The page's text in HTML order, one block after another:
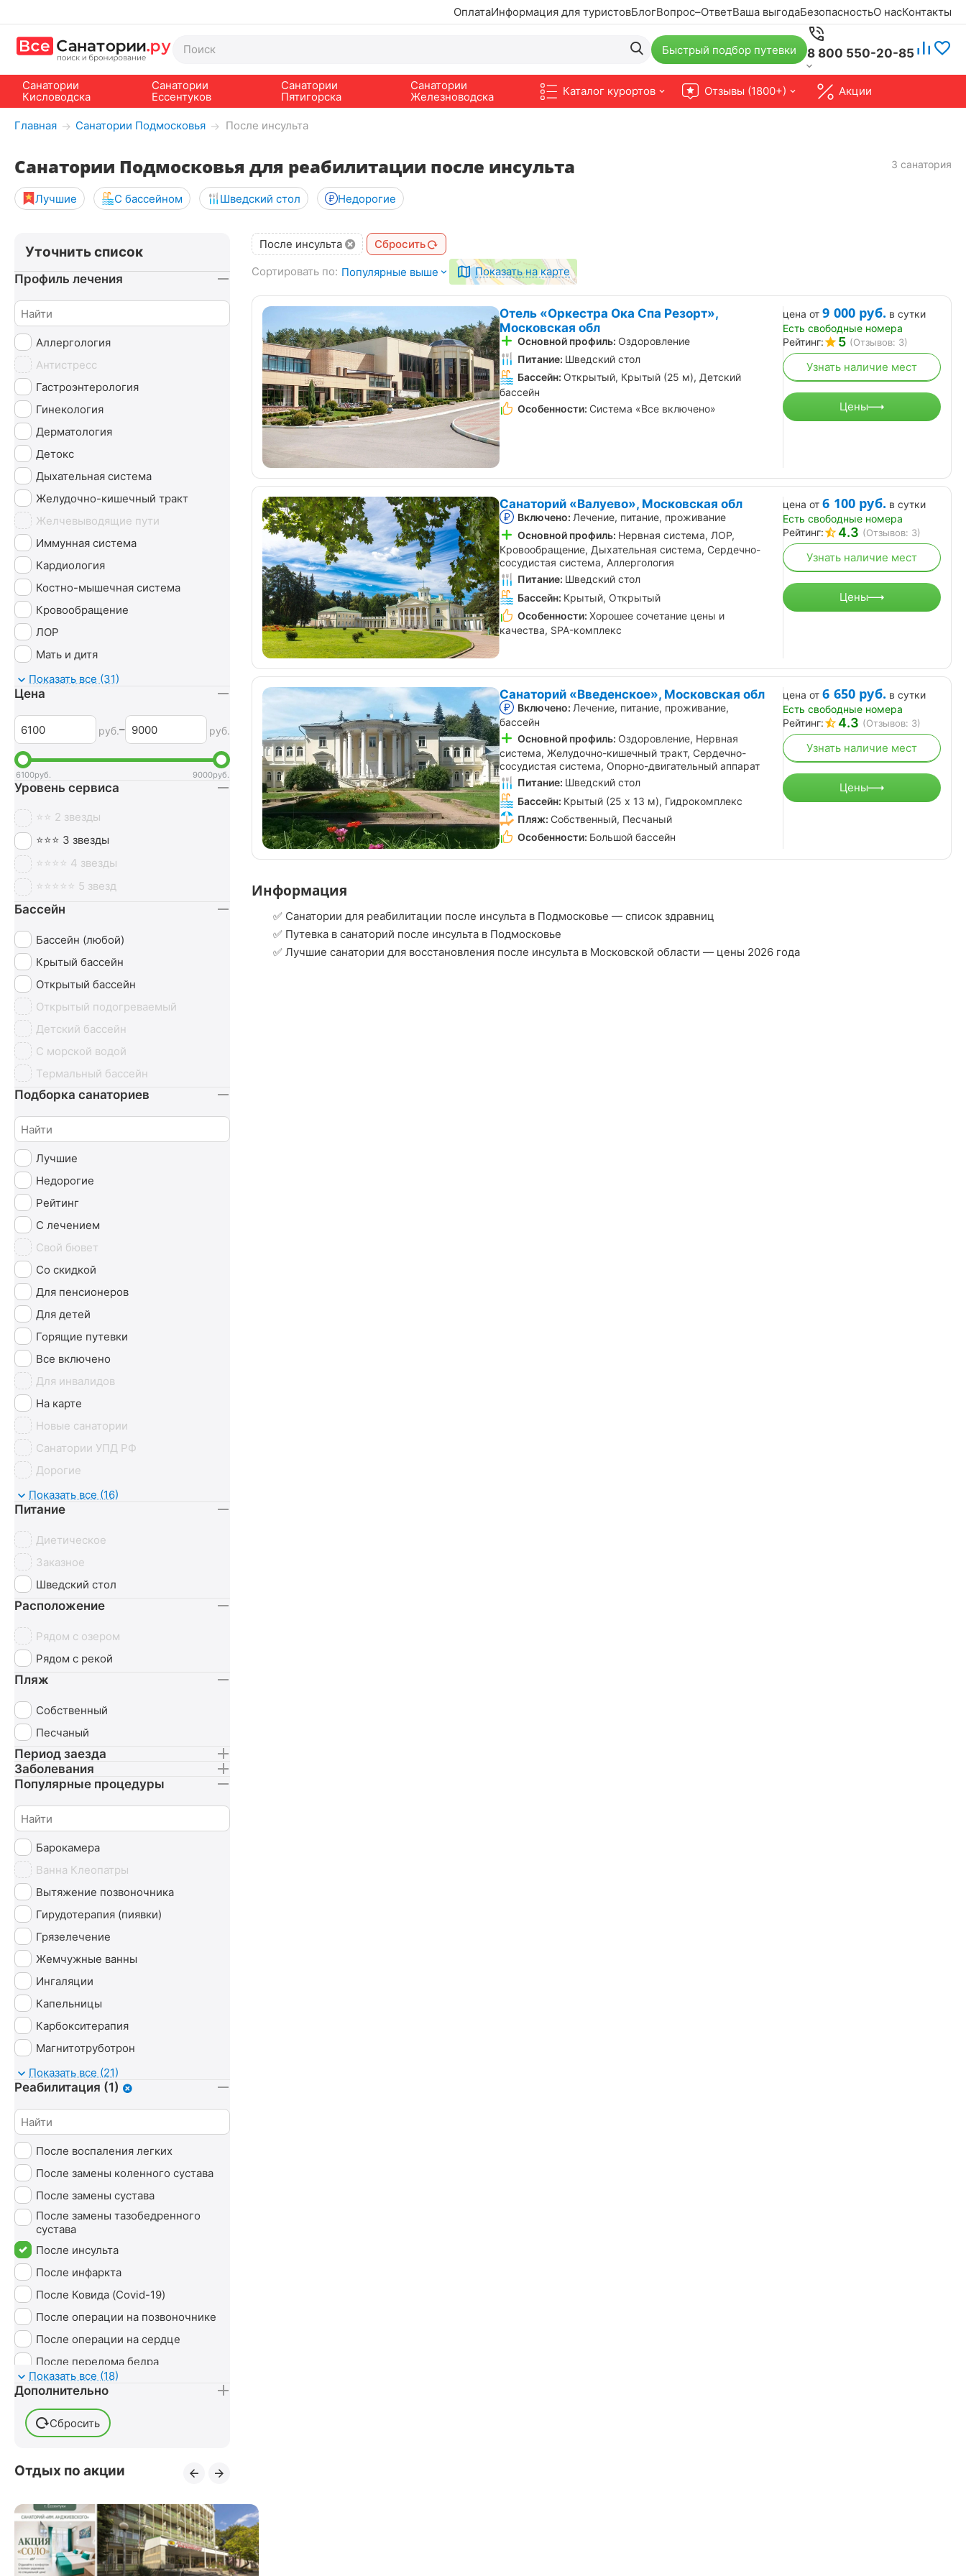
ОплатаИнформация для туристовБлогВопрос–ОтветВаша выгодаБезопасностьО насКонтакты
Быстрый подбор путевки 8 800 550-20-85
Санатории
Кисловодска
Санатории
Ессентуков
Санатории
Пятигорска
Санатории
Железноводска
Каталог курортов Отзывы (1800+) Акции
Главная → Санатории Подмосковья → После инсульта
Санатории Подмосковья для реабилитации после инсульта 3 санатория
Лучшие С бассейном Шведский стол Недорогие
Информация
✅ Санатории для реабилитации после инсульта в Подмосковье — список здравниц
✅ Путевка в санаторий после инсульта в Подмосковье
✅ Лучшие санатории для восстановления после инсульта в Московской области — цены 2026 года
После инсульта
Сбросить
Сортировать по: Популярные выше Показать на карте
Отель «Оркестра Ока Спа Резорт»,
Московская обл
Основной профиль: Оздоровление
Питание: Шведский стол
Бассейн: Открытый, Крытый (25 м), Детский
бассейн
Особенности: Система «Все включено»
цена от 9 000 руб. в сутки
Есть свободные номера
Рейтинг:
5 (Отзывов: 3)
Узнать наличие мест
Цены
Санаторий «Валуево», Московская обл
Включено: Лечение, питание, проживание
Основной профиль: Нервная система, ЛОР,
Кровообращение, Дыхательная система, Сердечно-
сосудистая система, Аллергология
Питание: Шведский стол
Бассейн: Крытый, Открытый
Особенности: Хорошее сочетание цены и
качества, SPA-комплекс
цена от 6 100 руб. в сутки
Есть свободные номера
Рейтинг:
4.3 (Отзывов: 3)
Узнать наличие мест
Цены
Санаторий «Введенское», Московская обл
Включено: Лечение, питание, проживание,
бассейн
Основной профиль: Оздоровление, Нервная
система, Желудочно-кишечный тракт, Сердечно-
сосудистая система, Опорно-двигательный аппарат
Питание: Шведский стол
Бассейн: Крытый (25 х 13 м), Гидрокомплекс
Пляж: Собственный, Песчаный
Особенности: Большой бассейн
цена от 6 650 руб. в сутки
Есть свободные номера
Рейтинг:
4.3 (Отзывов: 3)
Узнать наличие мест
Цены
Уточнить список
Профиль лечения
Аллергология
Антистресс
Гастроэнтерология
Гинекология
Дерматология
Детокс
Дыхательная система
Желудочно-кишечный тракт
Желчевыводящие пути
Иммунная система
Кардиология
Костно-мышечная система
Кровообращение
ЛОР
Мать и дитя
Мочеполовая система
Неврология
Нервная система
Обмен веществ
Оздоровительный
Опорно-двигательный аппарат
Ортопедия
СПА (SPA)
Урология
Чекап
Эндокринная система
Показать все (31)
Цена
руб.– руб.
6100руб. 9000руб.
Уровень сервиса
⭐⭐ 2 звезды
⭐⭐⭐ 3 звезды
⭐⭐⭐⭐ 4 звезды
⭐⭐⭐⭐⭐ 5 звезд
Бассейн
Бассейн (любой)
Крытый бассейн
Открытый бассейн
Открытый подогреваемый
Детский бассейн
С морской водой
Термальный бассейн
Подборка санаториев
Лучшие
Недорогие
Рейтинг
С лечением
Свой бювет
Со скидкой
Для пенсионеров
Для детей
Горящие путевки
Все включено
Для инвалидов
На карте
Новые санатории
Санатории УПД РФ
Дорогие
С животными
Показать все (16)
Питание
Диетическое
Заказное
Шведский стол
Расположение
Рядом с озером
Рядом с рекой
Пляж
Собственный
Песчаный
Период заезда
Заболевания
Популярные процедуры
Барокамера
Ванна Клеопатры
Вытяжение позвоночника
Гирудотерапия (пиявки)
Грязелечение
Жемчужные ванны
Ингаляции
Капельницы
Карбокситерапия
Магнитотруботрон
Массаж
Минеральные ванны
Озонотерапия
Пантовые ванны
Психотерапия
Сероводородные ванны
Сухие ванны (углекислые)
Тамбуканская грязь
Ударно-волновая терапия (УВТ)
Без лечения
Показать все (21)
Реабилитация (1)
После воспаления легких
После замены коленного сустава
После замены сустава
После замены тазобедренного
сустава
После инсульта
После инфаркта
После Ковида (Covid-19)
После операции на позвоночнике
После операции на сердце
После перелома бедра
После перелома лодыжки
После перелома ноги
После перелома руки
После пневмонии
После удаления грыжи
позвоночника
После удаления матки
Показать все (18)
Дополнительно
Сбросить
Отдых по акции